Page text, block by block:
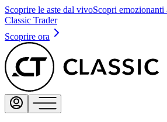
Scoprire le aste dal vivoScopri emozionanti
Classic Trader
Scoprire ora